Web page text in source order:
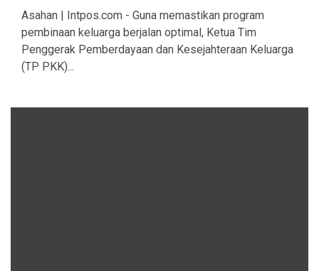
Asahan | Intpos.com - Guna memastikan program
pembinaan keluarga berjalan optimal, Ketua Tim
Penggerak Pemberdayaan dan Kesejahteraan Keluarga
(TP PKK)...